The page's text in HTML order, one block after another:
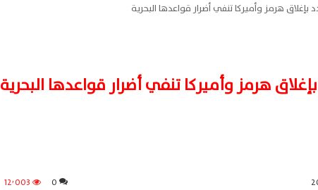
هرمز وأميركا تنفي أضرار قواعدها البحرية
هرمز وأميركا تنفي أضرار قواعدها البحرية
0 12٬003